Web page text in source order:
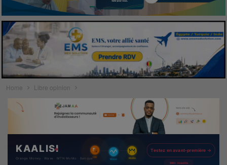
Home Libre opinion